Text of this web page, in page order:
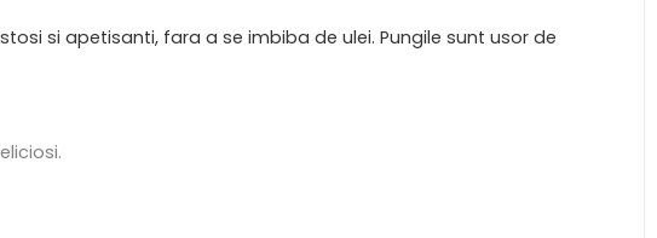
si apetisanti, fara a se imbiba de ulei. Pungile sunt usor de